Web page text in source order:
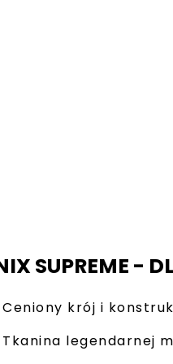
SUPREME -
Ceniony krój i
Tkanina legendarnej